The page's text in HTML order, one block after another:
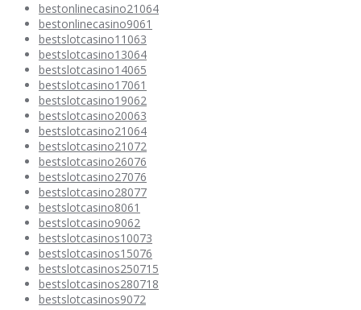
bestonlinecasino21064
bestonlinecasino9061
bestslotcasino11063
bestslotcasino13064
bestslotcasino14065
bestslotcasino17061
bestslotcasino19062
bestslotcasino20063
bestslotcasino21064
bestslotcasino21072
bestslotcasino26076
bestslotcasino27076
bestslotcasino28077
bestslotcasino8061
bestslotcasino9062
bestslotcasinos10073
bestslotcasinos15076
bestslotcasinos250715
bestslotcasinos280718
bestslotcasinos9072